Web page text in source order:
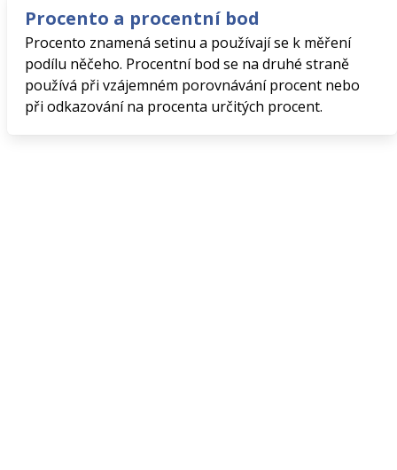
Procento a procentní bod
Procento znamená setinu a používají se k měření
podílu něčeho. Procentní bod se na druhé straně
používá při vzájemném porovnávání procent nebo
při odkazování na procenta určitých procent.